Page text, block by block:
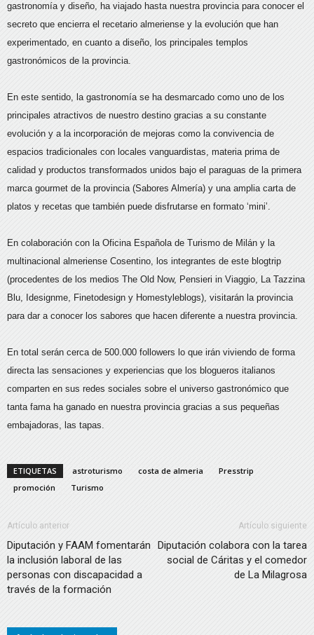
gastronomía y diseño, ha viajado hasta nuestra provincia para conocer el
secreto que encierra el recetario almeriense y la evolución que han
experimentado, en cuanto a diseño, los principales templos
gastronómicos de la provincia.
En este sentido, la gastronomía se ha desmarcado como uno de los
principales atractivos de nuestro destino gracias a su constante
evolución y a la incorporación de mejoras como la convivencia de
espacios tradicionales con locales vanguardistas, materia prima de
calidad y productos transformados unidos bajo el paraguas de la primera
marca gourmet de la provincia (Sabores Almería) y una amplia carta de
platos y recetas que también puede disfrutarse en formato ‘mini’.
En colaboración con la Oficina Española de Turismo de Milán y la
multinacional almeriense Cosentino, los integrantes de este blogtrip
(procedentes de los medios The Old Now, Pensieri in Viaggio, La Tazzina
Blu, Idesignme, Finetodesign y Homestyleblogs), visitarán la provincia
para dar a conocer los sabores que hacen diferente a nuestra provincia.
En total serán cerca de 500.000 followers lo que irán viviendo de forma
directa las sensaciones y experiencias que los blogueros italianos
comparten en sus redes sociales sobre el universo gastronómico que
tanta fama ha ganado en nuestra provincia gracias a sus pequeñas
embajadoras, las tapas.
ETIQUETAS astroturismo costa de almeria
Presstrip
promoción
Turismo
Artículo anterior
Diputación y FAAM fomentarán
la inclusión laboral de las
personas con discapacidad a
través de la formación
Artículo siguiente
Diputación colabora con la tarea
social de Cáritas y el comedor
de La Milagrosa